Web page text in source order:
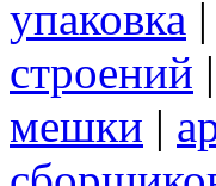
упаковка |
строений |
мешки |